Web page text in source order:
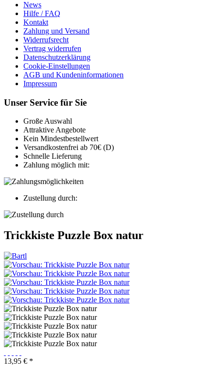
News
Hilfe / FAQ
Kontakt
Zahlung und Versand
Widerrufsrecht
Vertrag widerrufen
Datenschutzerklärung
Cookie-Einstellungen
AGB und Kundeninformationen
Impressum
Unser Service für Sie
Große Auswahl
Attraktive Angebote
Kein Mindestbestellwert
Versandkostenfrei ab 70€ (D)
Schnelle Lieferung
Zahlung möglich mit:
Zustellung durch:
Trickkiste Puzzle Box natur
13,95 € *